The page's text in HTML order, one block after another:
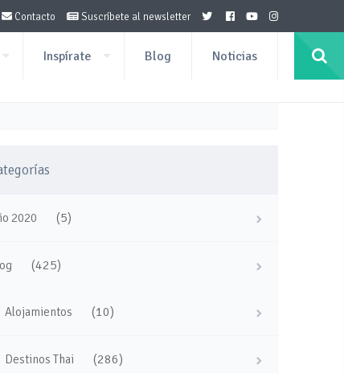
Contacto Suscríbete al newsletter
Inspírate Blog Noticias
2020 (5)
(425)
Alojamientos (10)
Destinos Thai (286)